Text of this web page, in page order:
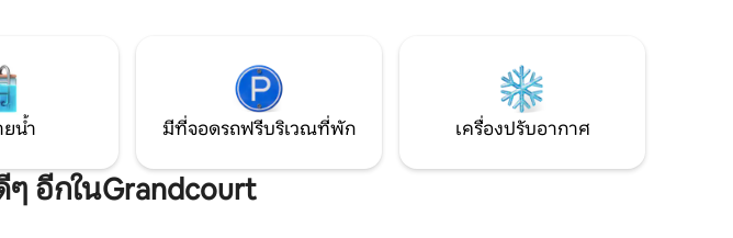
ยน้ำ มีที่จอดรถฟรีบริเวณที่พัก เครื่องปรับอากาศ
อีกในGrandcourt